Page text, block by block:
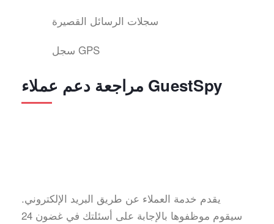
سجلات الرسائل القصيرة
سجل GPS
مراجعة دعم عملاء GuestSpy
يقدم خدمة العملاء عن طريق البريد الإلكتروني.
سيقوم موظفوها بالإجابة على أسئلتك في غضون 24